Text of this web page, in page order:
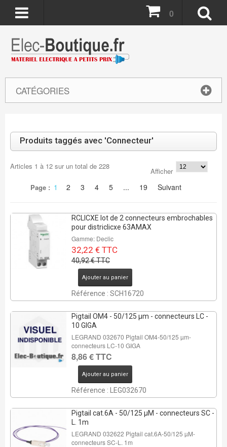
CATÉGORIES
0
Produits taggés avec 'Connecteur'
Articles 1 à 12sur un total de 228
Afficher
Page : 1 2 3 4 5 ... 19 Suivant
RCLICXE lot de 2 connecteurs embrochables
pour districlicxe 63AMAX
Gamme: Declic
32,22 € TTC
40,92 € TTC
Ajouter au panier
Référence : SCH16720
Pigtail OM4 - 50/125 µm - connecteurs LC -
10 GIGA
LEGRAND 032670 Pigtail OM4-50/125 µm-
connecteurs LC-10 GIGA
8,86 € TTC
Ajouter au panier
Référence : LEG032670
Pigtail cat.6A - 50/125 µM - connecteurs SC -
L. 1m
LEGRAND 032622 Pigtail cat.6A-50/125 µM-
connecteurs SC-L. 1m